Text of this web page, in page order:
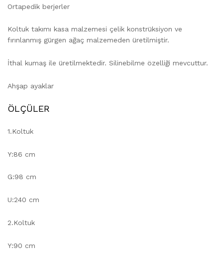
Ortapedik berjerler
Koltuk takımı kasa malzemesi çelik konstrüksiyon ve
fırınlanmış gürgen ağaç malzemeden üretilmiştir.
İthal kumaş ile üretilmektedir. Silinebilme özelliği mevcuttur.
Ahşap ayaklar
ÖLÇÜLER
1.Koltuk
Y:86 cm
G:98 cm
U:240 cm
2.Koltuk
Y:90 cm